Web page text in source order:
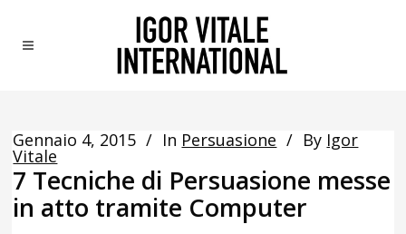
Gennaio 4, 2015 In Persuasione By Igor
Vitale
7 Tecniche di Persuasione messe
in atto tramite Computer